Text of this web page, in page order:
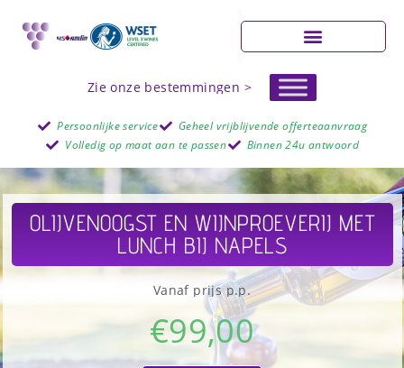
Zie onze bestemmingen >
Persoonlijke service
Geheel vrijblijvende offerteaanvraag
Volledig op maat aan te passen
Binnen 24u antwoord
OLIJVENOOGST EN WIJNPROEVERIJ MET
LUNCH BIJ NAPELS
Vanaf prijs p.p.
€99,00